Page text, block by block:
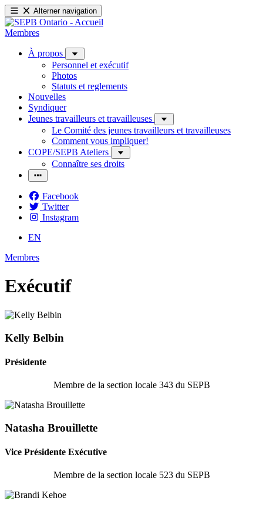
Alterner navigation
Membres
À propos
Personnel et exécutif
Photos
Statuts et reglements
Nouvelles
Syndiquer
Jeunes travailleurs et travailleuses
Le Comité des jeunes travailleurs et travailleuses
Comment vous impliquer!
COPE/SEPB Ateliers
Connaître ses droits
Facebook
Twitter
Instagram
EN
Membres
Exécutif
Kelly Belbin
Présidente
Membre de la section locale 343 du SEPB
Natasha Brouillette
Vice Présidente Exécutive
Membre de la section locale 523 du SEPB